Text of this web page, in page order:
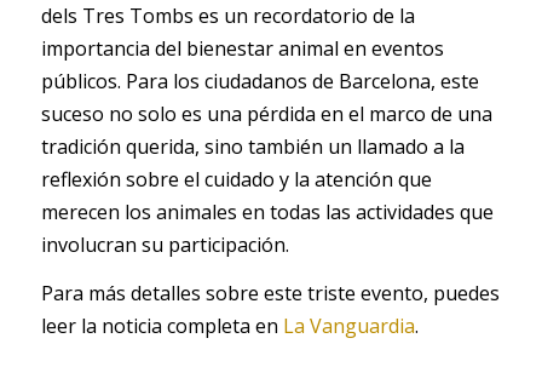
dels Tres Tombs es un recordatorio de la
importancia del bienestar animal en eventos
públicos. Para los ciudadanos de Barcelona, este
suceso no solo es una pérdida en el marco de una
tradición querida, sino también un llamado a la
reflexión sobre el cuidado y la atención que
merecen los animales en todas las actividades que
involucran su participación.
Para más detalles sobre este triste evento, puedes
leer la noticia completa en La Vanguardia.